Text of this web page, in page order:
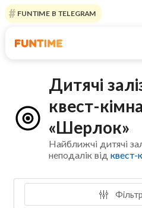
FUNTIME В TELEGRAM
Дитячі
квест-
«Шерлок»
Найближчі дитячі
неподалік відквест-